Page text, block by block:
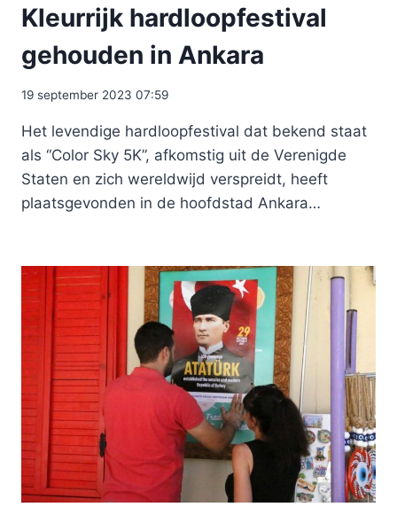
Kleurrijk hardloopfestival
gehouden in Ankara
19 september 2023 07:59
Het levendige hardloopfestival dat bekend staat
als “Color Sky 5K”, afkomstig uit de Verenigde
Staten en zich wereldwijd verspreidt, heeft
plaatsgevonden in de hoofdstad Ankara…